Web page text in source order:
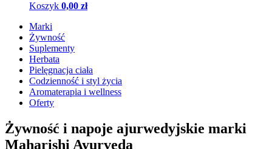
Koszyk 0,00 zł
Marki
Żywność
Suplementy
Herbata
Pielęgnacja ciała
Codzienność i styl życia
Aromaterapia i wellness
Oferty
Żywność i napoje ajurwedyjskie marki
Maharishi Ayurveda